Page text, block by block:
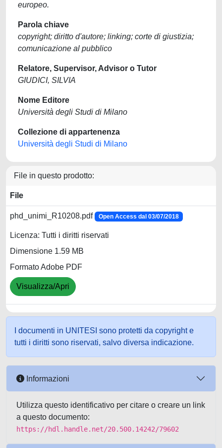
europeo.
Parola chiave
copyright; diritto d'autore; linking; corte di giustizia;
comunicazione al pubblico
Relatore, Supervisor, Advisor o Tutor
GIUDICI, SILVIA
Nome Editore
Università degli Studi di Milano
Collezione di appartenenza
Università degli Studi di Milano
File in questo prodotto:
File
phd_unimi_R10208.pdf Open Access dal 03/07/2018
Licenza: Tutti i diritti riservati
Dimensione 1.59 MB
Formato Adobe PDF
Visualizza/Apri
I documenti in UNITESI sono protetti da copyright e
tutti i diritti sono riservati, salvo diversa indicazione.
Informazioni
Utilizza questo identificativo per citare o creare un link
a questo documento:
https://hdl.handle.net/20.500.14242/79602